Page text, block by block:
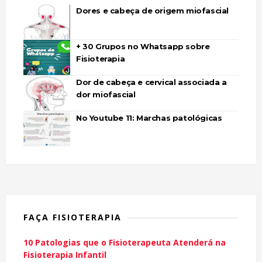
Dores e cabeça de origem miofascial
+ 30 Grupos no Whatsapp sobre
Fisioterapia
Dor de cabeça e cervical associada a
dor miofascial
No Youtube 11: Marchas patológicas
FAÇA FISIOTERAPIA
10 Patologias que o Fisioterapeuta Atenderá na
Fisioterapia Infantil